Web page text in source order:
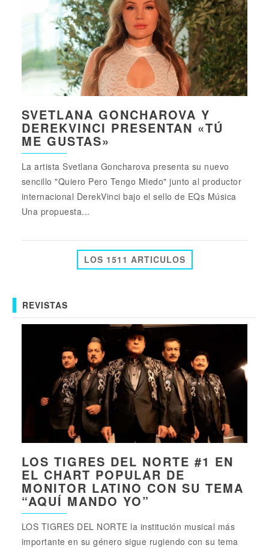
SVETLANA GONCHAROVA Y
DEREKVINCI PRESENTAN «TÚ
ME GUSTAS»
La artista Svetlana Goncharova presenta su nuevo
sencillo "Quiero Pero Tengo Miedo" junto al productor
internacional DerekVinci bajo el sello de EQs Música
Una propuesta...
LOS 1511 ARTICULOS
REVISTAS
LOS TIGRES DEL NORTE #1 EN
EL CHART POPULAR DE
MONITOR LATINO CON SU TEMA
“AQUÍ MANDO YO”
LOS TIGRES DEL NORTE la institución musical más
importante en su género sigue rugiendo con su tema